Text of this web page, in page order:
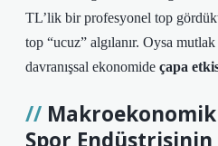
TL’lik bir profesyonel top
top “ucuz” algılanır. Oysa
davranışsal ekonomide çapa
Spor